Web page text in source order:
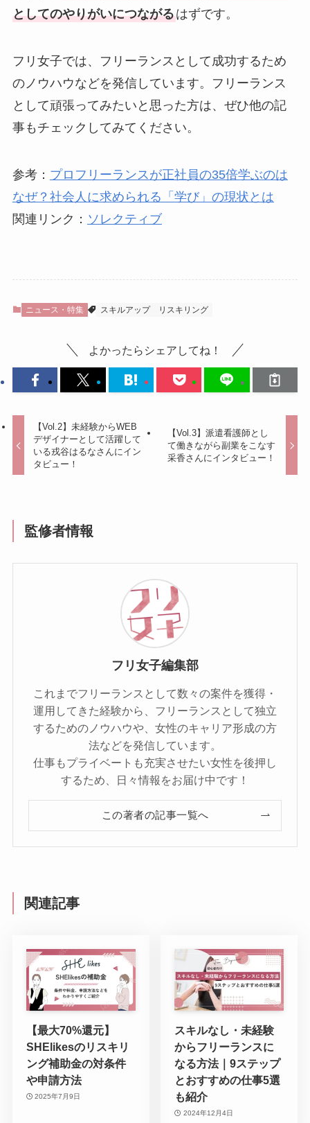
としてのやりがいにつながるはずです。
フリ女子では、フリーランスとして成功するため
のノウハウなどを発信しています。フリーランス
として頑張ってみたいと思った方は、ぜひ他の記
事もチェックしてみてください。
参考： プロフリーランスが正社員の35倍学ぶのは
なぜ？社会人に求められる「学び」の現状とは
関連リンク： ソレクティブ
ニュース・特集 スキルアップ リスキリング
よかったらシェアしてね！
【Vol.2】未経験からWEB
デザイナーとして活躍して
いる戎谷はるなさんにイン
タビュー！
【Vol.3】派遣看護師とし
て働きながら副業をこなす
采香さんにインタビュー！
監修者情報
フリ女子編集部
これまでフリーランスとして数々の案件を獲得・
運用してきた経験から、フリーランスとして独立
するためのノウハウや、女性のキャリア形成の方
法などを発信しています。
仕事もプライベートも充実させたい女性を後押し
するため、日々情報をお届け中です！
この著者の記事一覧へ
関連記事
【最大70%還元】
SHElikesのリスキリ
ング補助金の対条件
や申請方法
2025年7月9日
スキルなし・未経験
からフリーランスに
なる方法｜9ステップ
とおすすめの仕事5選
も紹介
2024年12月4日